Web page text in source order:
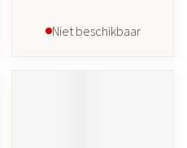
Niet beschikbaar